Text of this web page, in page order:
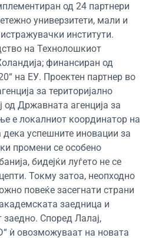
од 24 партнери
универзитети, мали и
институти.
на Технолошкиот
финансиран од
на ЕУ. Проектен партнер во
за територијално
Државната агенција за
е локалниот координатор на
дека успешните иновации за
промени се особено
бидејќи луѓето не се
Токму затоа, неопходно
повеќе засегнати страни
заедница и
заедно. Според Лалај,
ѝ овозможуваат на новата